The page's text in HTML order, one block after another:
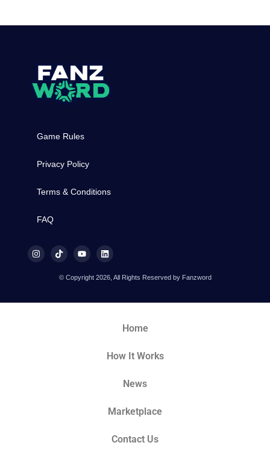
Game Rules
Privacy Policy
Terms & Conditions
FAQ
© Copyright 2026, All Rights Reserved by Fanzword
Home
How It Works
News
Marketplace
Contact Us